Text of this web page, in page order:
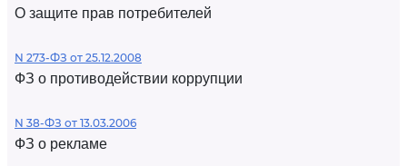
О защите прав потребителей
N 273-ФЗ от 25.12.2008
ФЗ о противодействии коррупции
N 38-ФЗ от 13.03.2006
ФЗ о рекламе